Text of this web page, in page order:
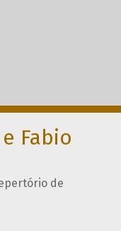
Fabio
de